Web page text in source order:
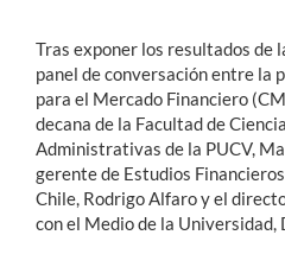
Tras exponer los resultados de
panel de conversación entre la
para el Mercado Financiero
decana de la Facultad de
Administrativas de la PUCV,
gerente de Estudios
Chile, Rodrigo Alfaro y el
con el Medio de la Universidad,